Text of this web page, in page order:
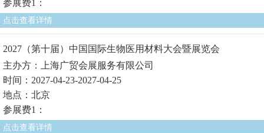
参展费1：
点击查看详情
2027（第十届）中国国际生物医用材料大会暨展览会
主办方：上海广贸会展服务有限公司
时间：2027-04-23-2027-04-25
地点：北京
参展费1：
点击查看详情